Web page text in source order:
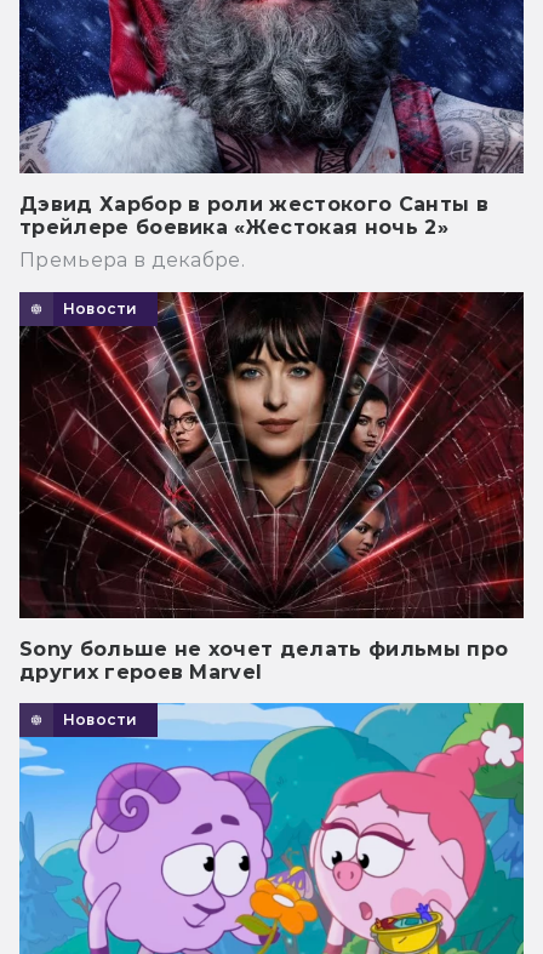
Дэвид Харбор в роли жестокого Санты в
трейлере боевика «Жестокая ночь 2»
Премьера в декабре.
Новости
Sony больше не хочет делать фильмы про
других героев Marvel
Новости